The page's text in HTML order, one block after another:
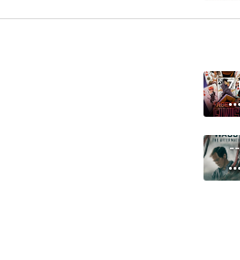
--